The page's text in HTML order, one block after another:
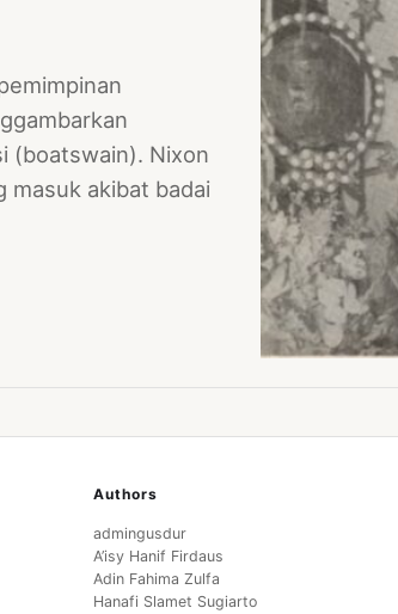
(boatswain). Nixon
masuk akibat badai
Authors
admingusdur
A’isy Hanif Firdaus
Adin Fahima Zulfa
Hanafi Slamet Sugiarto